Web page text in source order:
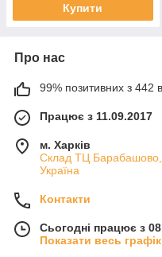
Купити
Про нас
99% позитивних з 442
Працює з 11.09.2017
м. Харків
Склад ТЦ Барабашово,
Україна
Контакти
Сьогодні працює з
Показати весь